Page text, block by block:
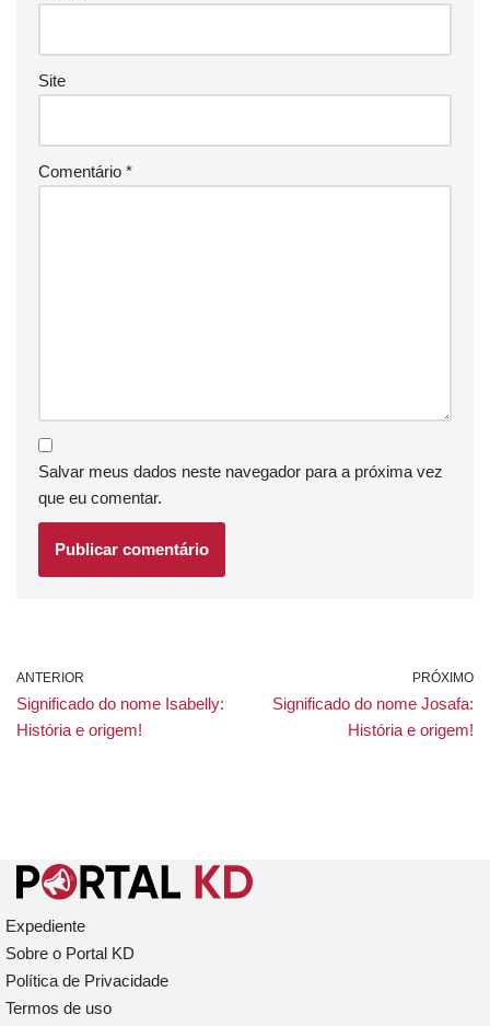
Site
Comentário *
Salvar meus dados neste navegador para a próxima vez
que eu comentar.
ANTERIOR
Significado do nome Isabelly:
História e origem!
PRÓXIMO
Significado do nome Josafa:
História e origem!
Expediente
Sobre o Portal KD
Política de Privacidade
Termos de uso